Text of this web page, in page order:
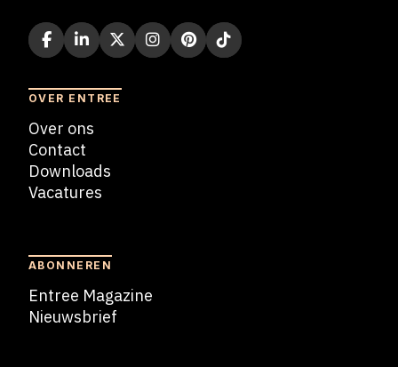
OVER ENTREE
Over ons
Contact
Downloads
Vacatures
ABONNEREN
Entree Magazine
Nieuwsbrief